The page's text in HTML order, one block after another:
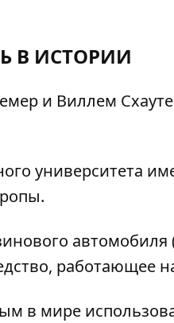
В ИСТОРИИ
и Виллем
университета
автомобиля
работающее
в мире